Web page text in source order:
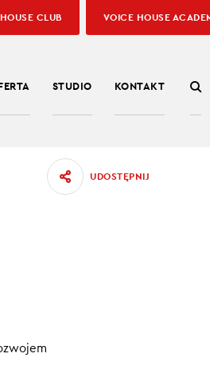
STUDIO KONTAKT
CLUB VOICE HOUSE
UDOSTĘPNIJ